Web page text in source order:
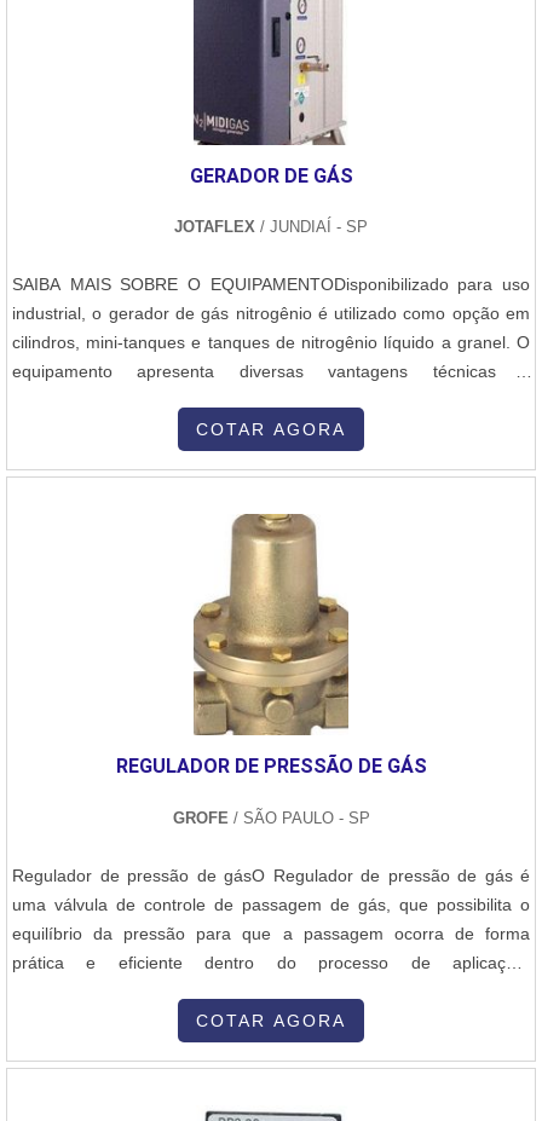
GERADOR DE GÁS
JOTAFLEX / JUNDIAÍ - SP
SAIBA MAIS SOBRE O EQUIPAMENTODisponibilizado para uso
industrial, o gerador de gás nitrogênio é utilizado como opção em
cilindros, mini-tanques e tanques de nitrogênio líquido a granel. O
equipamento apresenta diversas vantagens técnicas e
pressão e pureza. Esses equipamentos são dimensionados de
COTAR AGORA
REGULADOR DE PRESSÃO DE GÁS
GROFE / SÃO PAULO - SP
Regulador de pressão de gásO Regulador de pressão de gás é
uma válvula de controle de passagem de gás, que possibilita o
equilíbrio da pressão para que a passagem ocorra de forma
prática e eficiente dentro do processo de aplicação.
fornecimento de equipamentos ideais para esse segmento, o
COTAR AGORA